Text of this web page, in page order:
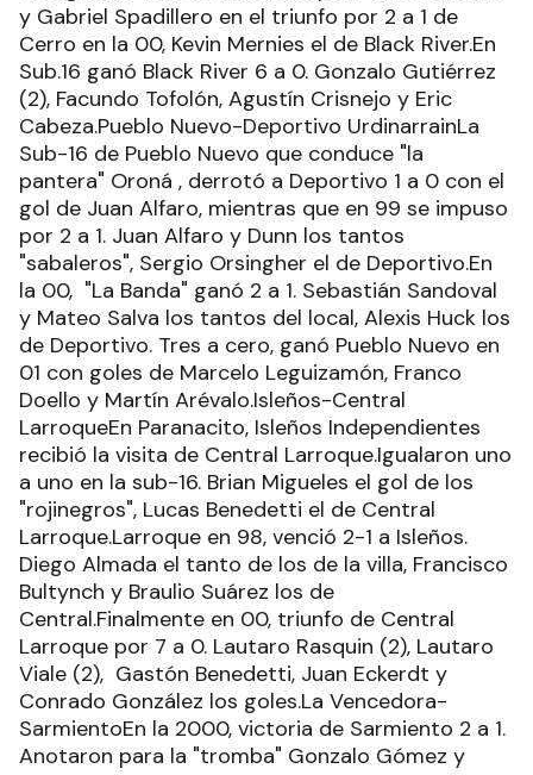
y Gabriel Spadillero en el triunfo por 2 a 1 de
Cerro en la 00, Kevin Mernies el de Black River.En
Sub.16 ganó Black River 6 a 0. Gonzalo Gutiérrez
(2), Facundo Tofolón, Agustín Crisnejo y Eric
Cabeza.Pueblo Nuevo-Deportivo UrdinarrainLa
Sub-16 de Pueblo Nuevo que conduce "la
pantera" Oroná , derrotó a Deportivo 1 a 0 con el
gol de Juan Alfaro, mientras que en 99 se impuso
por 2 a 1. Juan Alfaro y Dunn los tantos
"sabaleros", Sergio Orsingher el de Deportivo.En
la 00, "La Banda" ganó 2 a 1. Sebastián Sandoval
y Mateo Salva los tantos del local, Alexis Huck los
de Deportivo. Tres a cero, ganó Pueblo Nuevo en
01 con goles de Marcelo Leguizamón, Franco
Doello y Martín Arévalo.Isleños-Central
LarroqueEn Paranacito, Isleños Independientes
recibió la visita de Central Larroque.Igualaron uno
a uno en la sub-16. Brian Migueles el gol de los
"rojinegros", Lucas Benedetti el de Central
Larroque.Larroque en 98, venció 2-1 a Isleños.
Diego Almada el tanto de los de la villa, Francisco
Bultynch y Braulio Suárez los de
Central.Finalmente en 00, triunfo de Central
Larroque por 7 a 0. Lautaro Rasquin (2), Lautaro
Viale (2), Gastón Benedetti, Juan Eckerdt y
Conrado González los goles.La Vencedora-
SarmientoEn la 2000, victoria de Sarmiento 2 a 1.
Anotaron para la "tromba" Gonzalo Gómez y